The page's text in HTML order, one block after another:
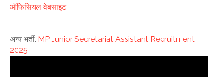
ऑफिसियल वेबसाइट
अन्य भर्ती: MP Junior Secretariat Assistant Recruitment
2025